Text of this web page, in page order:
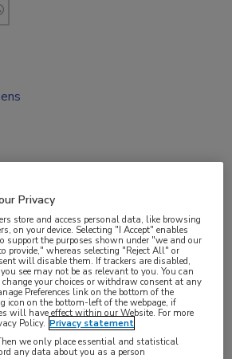
,colchicine,febuxostat,NSAID
Privacy
store and access personal data, like browsing
on your device. Selecting "I Accept" enables
support the purposes shown under "we and our
provide," whereas selecting "Reject All" or
will disable them. If trackers are disabled,
see may not be as relevant to you. You can
your choices or withdraw consent at any
Preferences link on the bottom of the
icon on the bottom-left of the webpage, if
will have effect within our Website. For more
Policy. Privacy statement
we only place essential and statistical
any data about you as a person